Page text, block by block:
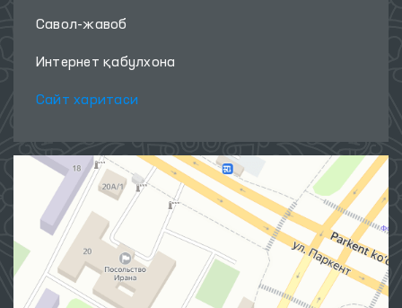
Савол-жавоб
Интернет қабулхона
Сайт харитаси